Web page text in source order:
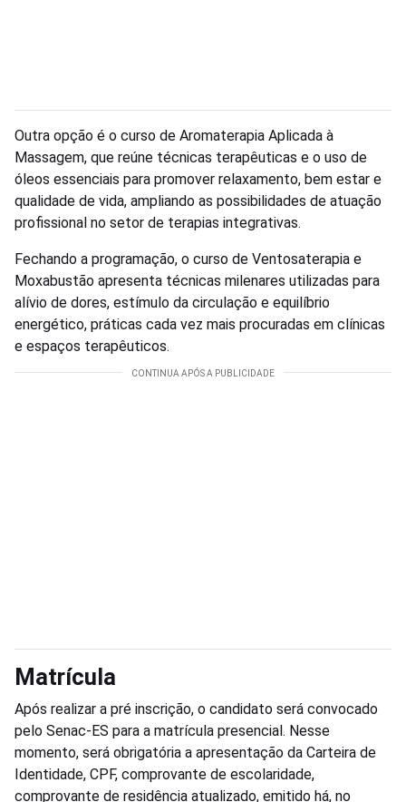
Outra opção é o curso de Aromaterapia Aplicada à
Massagem, que reúne técnicas terapêuticas e o uso de
óleos essenciais para promover relaxamento, bem estar e
qualidade de vida, ampliando as possibilidades de atuação
profissional no setor de terapias integrativas.
Fechando a programação, o curso de Ventosaterapia e
Moxabustão apresenta técnicas milenares utilizadas para
alívio de dores, estímulo da circulação e equilíbrio
energético, práticas cada vez mais procuradas em clínicas
e espaços terapêuticos.
Matrícula
Após realizar a pré inscrição, o candidato será convocado
pelo Senac-ES para a matrícula presencial. Nesse
momento, será obrigatória a apresentação da Carteira de
Identidade, CPF, comprovante de escolaridade,
comprovante de residência atualizado, emitido há, no